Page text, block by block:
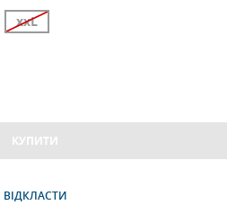
xxL
КУПИТИ
ВІДКЛАСТИ